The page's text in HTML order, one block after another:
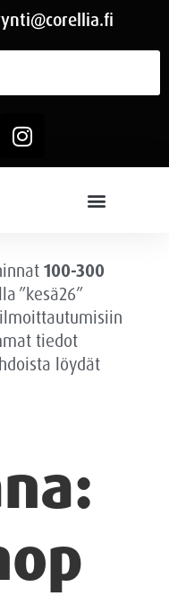
100-300
”kesä26”
tiedot
löydät